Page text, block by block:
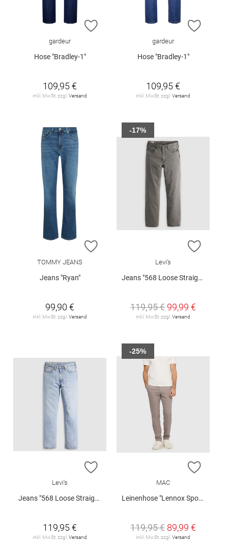
ZUR WUNSCHLISTE HINZUFÜGEN
gardeur
Hose "Bradley-1"
109,95 €
inkl. MwSt. zzgl. Versand
ZUR
gardeur
Hose "Bradley-1"
109,95 €
inkl. MwSt. zzgl. Versand
ZUR WUNSCHLISTE HINZUFÜGEN
TOMMY JEANS
Jeans "Ryan"
99,90 €
inkl. MwSt. zzgl. Versand
ZUR
Levi's
Jeans "568 Loose Straight"
119,95 € 99,99 €
inkl. MwSt. zzgl. Versand
-17%
ZUR WUNSCHLISTE HINZUFÜGEN
Levi's
Jeans "568 Loose Straight"
119,95 €
inkl. MwSt. zzgl.Versand
ZUR
MAC
Leinenhose "Lennox Sport"
119,95 € 89,99 €
inkl. MwSt. zzgl.Versand
-25%